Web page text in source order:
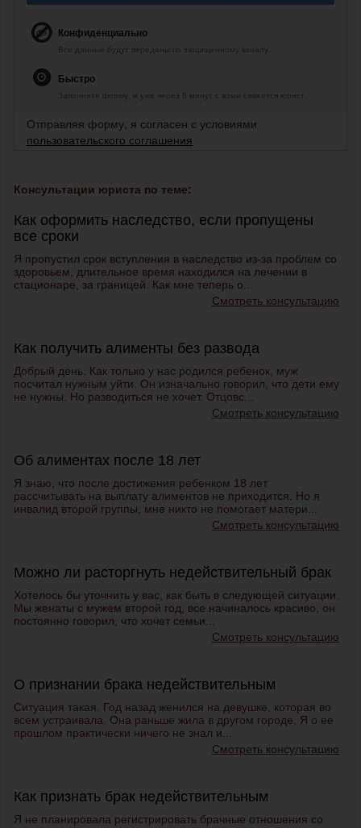
Конфиденциально
Все данные будут переданы по защищенному каналу.
Быстро
Заполните форму, и уже через 5 минут с вами свяжется юрист.
Отправляя форму, я согласен с условиями
пользовательского соглашения
Консультации юриста по теме:
Как оформить наследство, если пропущены
все сроки
Я пропустил срок вступления в наследство из-за проблем со
здоровьем, длительное время находился на лечении в
стационаре, за границей. Как мне теперь о...
Смотреть консультацию
Как получить алименты без развода
Добрый день. Как только у нас родился ребенок, муж
посчитал нужным уйти. Он изначально говорил, что дети ему
не нужны. Но разводиться не хочет. Отцовс...
Смотреть консультацию
Об алиментах после 18 лет
Я знаю, что после достижения ребенком 18 лет
рассчитывать на выплату алиментов не приходится. Но я
инвалид второй группы, мне никто не помогает матери...
Смотреть консультацию
Можно ли расторгнуть недействительный брак
Хотелось бы уточнить у вас, как быть в следующей ситуации.
Мы женаты с мужем второй год, все начиналось красиво, он
постоянно говорил, что хочет семьи...
Смотреть консультацию
О признании брака недействительным
Ситуация такая. Год назад женился на девушке, которая во
всем устраивала. Она раньше жила в другом городе. Я о ее
прошлом практически ничего не знал и...
Смотреть консультацию
Как признать брак недействительным
Я не планировала регистрировать брачные отношения со